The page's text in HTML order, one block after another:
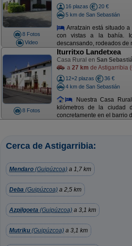
8 Fotos
Video
16 plazas
20 €
5 km de San Sebastián
Arratzain está situado
con vistas a la bahía.
descansando, rodeados de
8 Fotos
Iturritxo Landetxea
Casa Rural en San
a 27 km de Astigarribia
12+2 plazas
36 €
4 km de San Sebastián
Nuestra Casa
kilómetros de la ciudad
concretamente en el barrio
Cerca de Astigarribia:
Mendaro (Guipúzcoa) a 1,7 km
Deba (Guipúzcoa) a 2,5 km
Azpilgoeta (Guipúzcoa) a 3,1 km
Mutriku (Guipúzcoa) a 3,1 km